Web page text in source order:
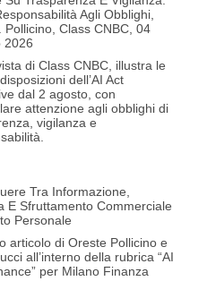
Agli Obblighi,
Pollicino, Class CNBC, 04
2026
di Class CNBC, illustra le
dell’AI Act
dal 2 agosto, con
attenzione agli obblighi di
vigilanza e
Tra Informazione,
E Sfruttamento Commerciale
Personale
articolo di Oreste Pollicino e
all’interno della rubrica “AI
per Milano Finanza